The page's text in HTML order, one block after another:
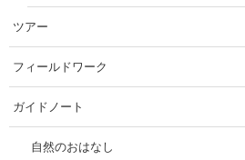
ツアー
フィールドワーク
ガイドノート
自然のおはなし